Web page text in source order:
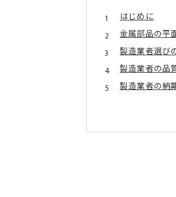
はじめに
金属部品の平
製造業者選び
製造業者の品
製造業者の納